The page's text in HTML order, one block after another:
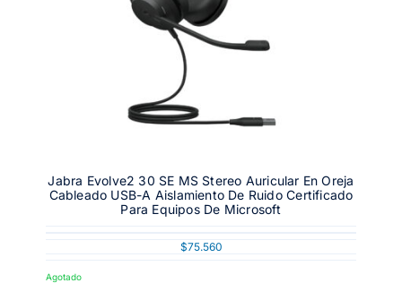
Jabra Evolve2 30 SE MS Stereo Auricular En Oreja
Cableado USB-A Aislamiento De Ruido Certificado
Para Equipos De Microsoft
$75.560
Agotado